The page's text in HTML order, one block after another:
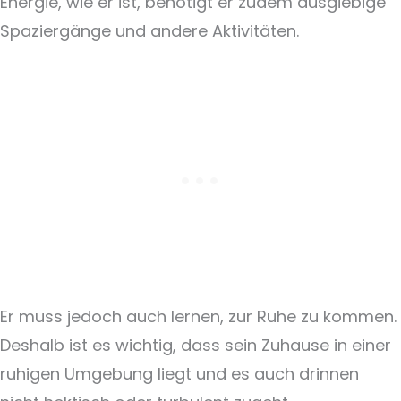
Spaziergänge und andere Aktivitäten.
Er muss jedoch auch lernen, zur Ruhe zu kommen.
Deshalb ist es wichtig, dass sein Zuhause in einer
ruhigen Umgebung liegt und es auch drinnen